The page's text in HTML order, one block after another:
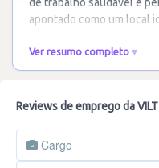
apontado como um local
Ver resumo completo
Reviews de emprego da
Cargo